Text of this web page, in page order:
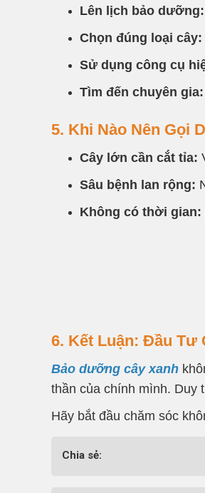
Lên lịch bảo dưỡng:
Chọn đúng loại cây:
Sử dụng công cụ
Tìm đến chuyên gia:
5. Khi Nào Nên Gọi
Cây lớn cần cắt tỉa:
Sâu bệnh lan rộng:
Không có thời gian:
6. Kết Luận: Đầu Tư
Bảo dưỡng cây xanh
thần của chính mình. Duy
Hãy bắt đầu chăm sóc
Chia sẻ: